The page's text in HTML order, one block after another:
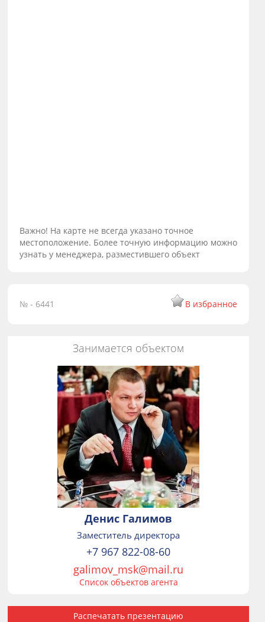
Важно! На карте не всегда указано точное
местоположение. Более точную информацию можно
узнать у менеджера, разместившего объект
№ - 6441 В избранное
Занимается объектом
Денис Галимов
Заместитель директора
+7 967 822-08-60
galimov_msk@mail.ru
Список объектов агента
Распечатать презентацию